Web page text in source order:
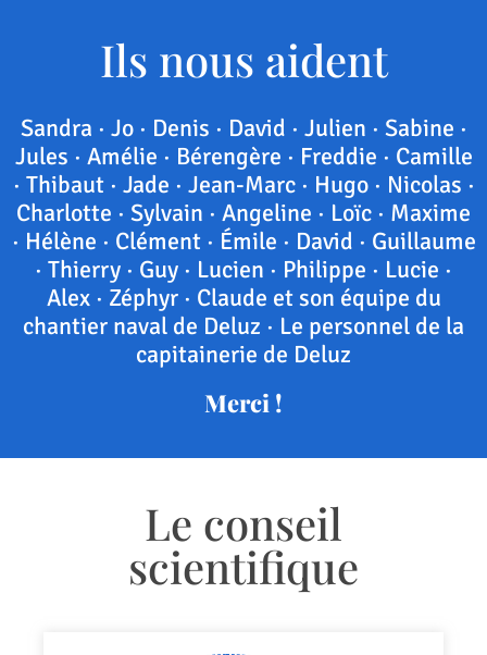
Ils nous aident
Sandra · Jo · Denis · David · Julien · Sabine ·
Jules · Amélie · Bérengère · Freddie · Camille
· Thibaut · Jade · Jean-Marc · Hugo · Nicolas ·
Charlotte · Sylvain · Angeline · Loïc · Maxime
· Hélène · Clément · Émile · David · Guillaume
· Thierry · Guy · Lucien · Philippe · Lucie ·
Alex · Zéphyr · Claude et son équipe du
chantier naval de Deluz · Le personnel de la
capitainerie de Deluz
Merci !
Le conseil
scientifique